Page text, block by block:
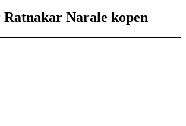
Ratnakar Narale kopen